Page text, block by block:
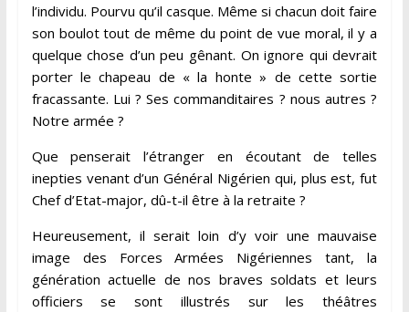
l’individu. Pourvu qu’il casque. Même si chacun doit faire
son boulot tout de même du point de vue moral, il y a
quelque chose d’un peu gênant. On ignore qui devrait
porter le chapeau de « la honte » de cette sortie
fracassante. Lui ? Ses commanditaires ? nous autres ?
Notre armée ?
Que penserait l’étranger en écoutant de telles
inepties venant d’un Général Nigérien qui, plus est, fut
Chef d’Etat-major, dû-t-il être à la retraite ?
Heureusement, il serait loin d’y voir une mauvaise
image des Forces Armées Nigériennes tant, la
génération actuelle de nos braves soldats et leurs
officiers se sont illustrés sur les théâtres